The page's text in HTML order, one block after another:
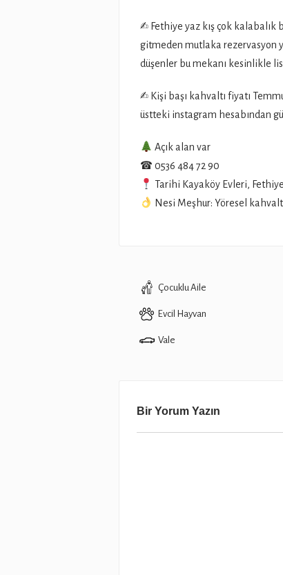
✍ Fethiye yaz kış çok
gitmeden mutlaka rezervasyon
düşenler bu mekanı kesinlikle
✍️ Kişi başı kahvaltı fiyatı
üstteki instagram hesabından
Açık alan var
☎ 0536 484 72 90
Tarihi Kayaköy Evleri,
Nesi Meşhur: Yöresel
Çocuklu Aile
Evcil Hayvan
Vale
Bir Yorum Yazın